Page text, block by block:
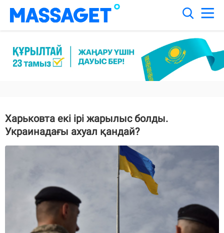
Харьковта екі ірі жарылыс болды.
Украинадағы ахуал қандай?